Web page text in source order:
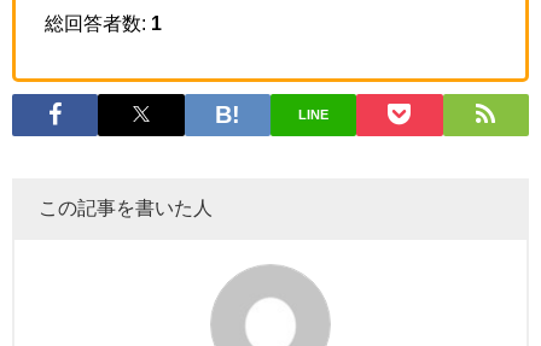
総回答者数: 1
LINE
この記事を書いた人